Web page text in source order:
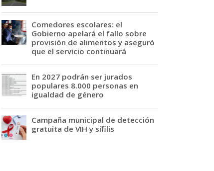
Comedores escolares: el
Gobierno apelará el fallo sobre
provisión de alimentos y aseguró
que el servicio continuará
En 2027 podrán ser jurados
populares 8.000 personas en
igualdad de género
Campaña municipal de detección
gratuita de VIH y sífilis